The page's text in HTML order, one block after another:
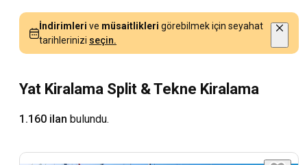
İndirimleri ve müsaitlikleri görebilmek için seyahat
tarihlerinizi seçin.
Yat Kiralama Split & Tekne Kiralama
1.160 ilan bulundu.